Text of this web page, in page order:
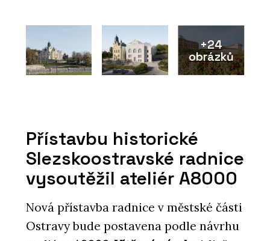
+24
obrázků
Přístavbu historické
Slezskoostravské radnice
vysoutěžil ateliér A8000
Nová přístavba radnice v městské části
Ostravy bude postavena podle návrhu